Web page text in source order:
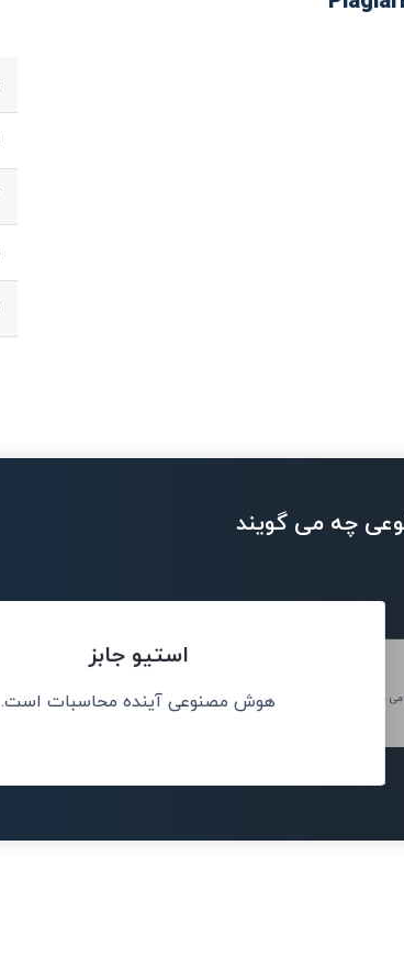
چه می گویند
دانم، نه جایگزین
استیو جابز
هوش مصنوعی آینده محاسبات است.